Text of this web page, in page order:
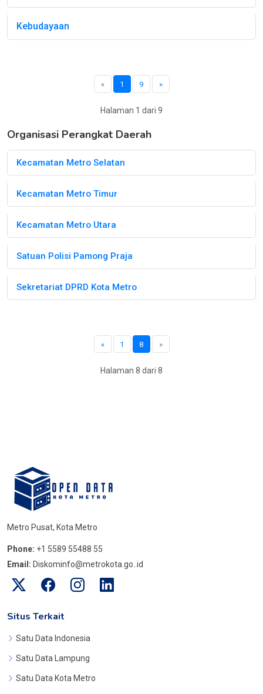
Kebudayaan
« 1 9 »
Halaman 1 dari 9
Organisasi Perangkat Daerah
Kecamatan Metro Selatan
Kecamatan Metro Timur
Kecamatan Metro Utara
Satuan Polisi Pamong Praja
Sekretariat DPRD Kota Metro
« 1 8 »
Halaman 8 dari 8
Metro Pusat, Kota Metro
Phone: +1 5589 55488 55
Email: Diskominfo@metrokota.go..id
Situs Terkait
Satu Data Indonesia
Satu Data Lampung
Satu Data Kota Metro